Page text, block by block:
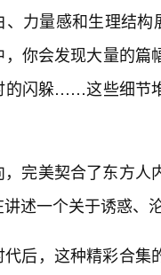
力量感和生理结
你会发现大量的
的闪躲……这些细节
完美契合了东方人
述一个关于诱惑、
后，这种精彩合集